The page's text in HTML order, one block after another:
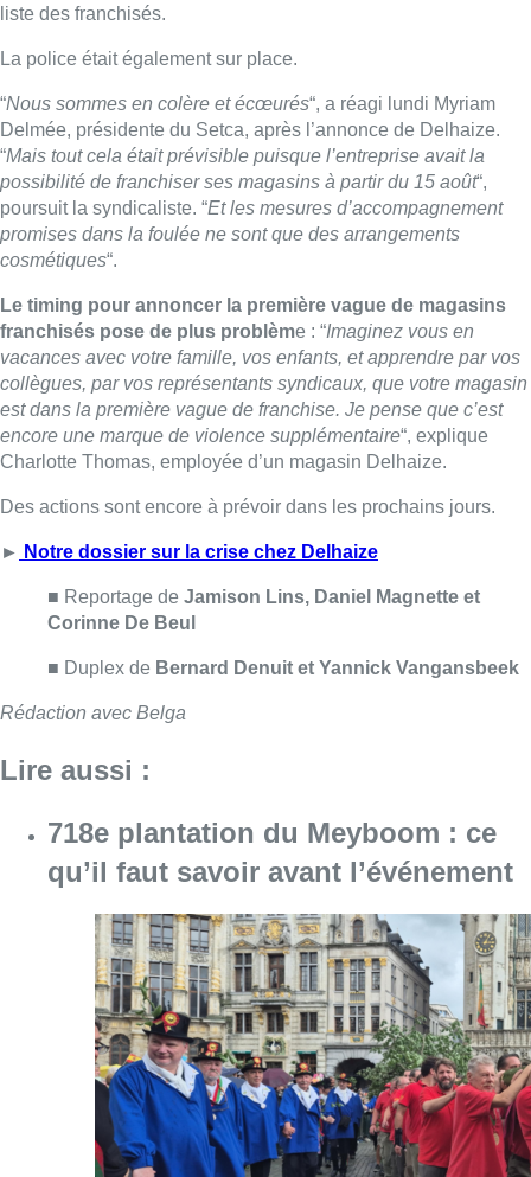
franchisés pose de plus problèm
collègues, par vos représentants syndicaux, que votre magasin
est dans la première vague de franchise. Je pense que c’est
encore une marque de violence supplémentaire“, explique
Charlotte Thomas, employée d’un magasin Delhaize.
Des actions sont encore à prévoir dans les prochains jours.
►Notre dossier sur la crise chez Delhaize
Corinne De Beul
■ Duplex deBernard Denuit et Yannick Vangansbeek
Rédaction avec Belga
Lire aussi :
718e plantation du Meyboom : ce
qu’il faut savoir avant l’événement
08 août 2026Consulter l'article "718e plantation du
Survol aérien : combien coûterait la
route RNP 07L à Bruxelles sur le
long terme ?